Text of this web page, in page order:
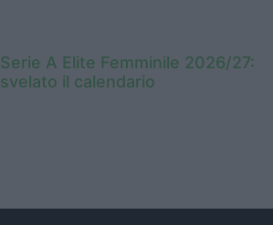
Serie A Elite Femminile 2026/27:
svelato il calendario